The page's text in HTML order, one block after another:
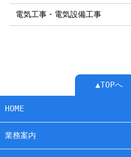
電気工事・電気設備工事
▲TOPへ
HOME
業務案内